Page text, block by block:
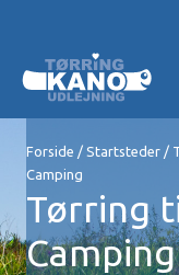
indholdet
Forside / Startsteder /
Camping
Tørring
Camping